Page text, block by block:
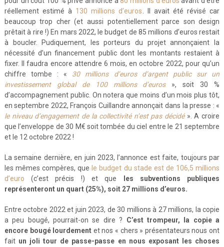
réellement estimé à 130 millions d’euros . Il avait été révisé car
beaucoup trop cher (et aussi potentiellement parce son design
prêtait à rire !) En mars 2022, le budget de 85 millions d’euros restait
à boucler. Pudiquement, les porteurs du projet annonçaient la
nécessité d’un financement public dont les montants restaient à
fixer. Il faudra encore attendre 6 mois, en octobre 2022, pour qu’un
chiffre tombe : « 30 millions d’euros d’argent public sur un
investissement global de 100 millions d’euros
», soit 30 %
d’accompagnement public. On notera que moins d’un mois plus tôt,
en septembre 2022, François Cuillandre annonçait dans la presse : «
le niveau d’engagement de la collectivité n’est pas décidé». A croire
que l’enveloppe de 30 M€ soit tombée du ciel entre le 21 septembre
et le 12 octobre 2022 !
La semaine dernière, en juin 2023, l’annonce est faite, toujours par
les mêmes compères, que le budget du stade est de 106,5 millions
d’euro (c’est précis !) et que
les subventions publiques
représenteront un quart (25%), soit 27 millions d’euros.
Entre octobre 2022 et juin 2023, de 30 millions à 27 millions, la copie
a peu bougé, pourrait-on se dire ? C’est trompeur, la copie a
encore bougé lourdement et nos « chers » présentateurs nous ont
fait un joli tour de passe-passe en nous exposant les choses